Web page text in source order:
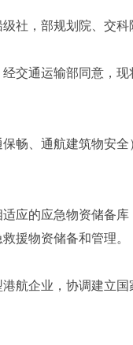
社，部规划院、交科
交通运输部同意，现
、通航建筑物安全
应的应急物资储备库
援物资储备和管理。
航企业，协调建立国